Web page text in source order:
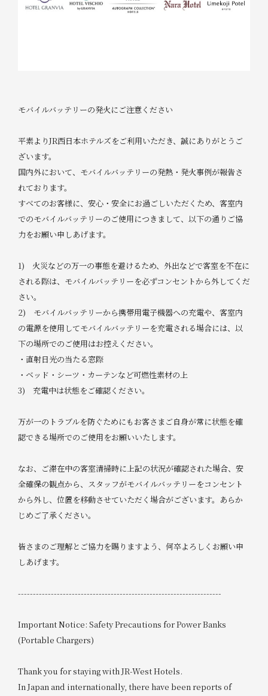
モバイルバッテリーの発火にご注意ください
平素よりJR西日本ホテルズをご利用いただき、誠にありがとうご
ざいます。
国内外において、モバイルバッテリーの発熱・発火事例が報告さ
れております。
すべてのお客様に、安心・安全にお過ごしいただくため、客室内
でのモバイルバッテリーのご使用につきまして、以下の通りご協
力をお願い申しあげます。
1) 火災などの万一の事態を避けるため、外出などで客室を不在に
される際は、モバイルバッテリーを必ずコンセントから外してくだ
さい。
2) モバイルバッテリーから携帯用電子機器への充電や、客室内
の電源を使用してモバイルバッテリーを充電される場合には、以
下の場所でのご使用はお控えください。
・直射日光の当たる窓際
・ベッド・シーツ・カーテンなど可燃性素材の上
3) 充電中は状態をご確認ください。
万が一のトラブルを防ぐためにもお客さまご自身が常に状態を確
認できる場所でのご使用をお願いいたします。
なお、ご滞在中の客室清掃時に上記の状況が確認された場合、安
全確保の観点から、スタッフがモバイルバッテリーをコンセント
から外し、位置を移動させていただく場合がございます。あらか
じめご了承ください。
皆さまのご理解とご協力を賜りますよう、何卒よろしくお願い申
しあげます。
--------------------------------------------------------------------
Important Notice: Safety Precautions for Power Banks
(Portable Chargers)
Thank you for staying with JR-West Hotels.
In Japan and internationally, there have been reports of